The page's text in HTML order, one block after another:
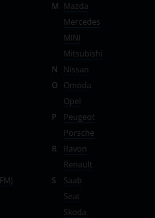
M Mazda
Mercedes
MINI
Mitsubishi
N
Nissan
O
Omoda
Opel
P
Peugeot
Porsche
R
Ravon
Renault
S
Saab
Seat
Skoda